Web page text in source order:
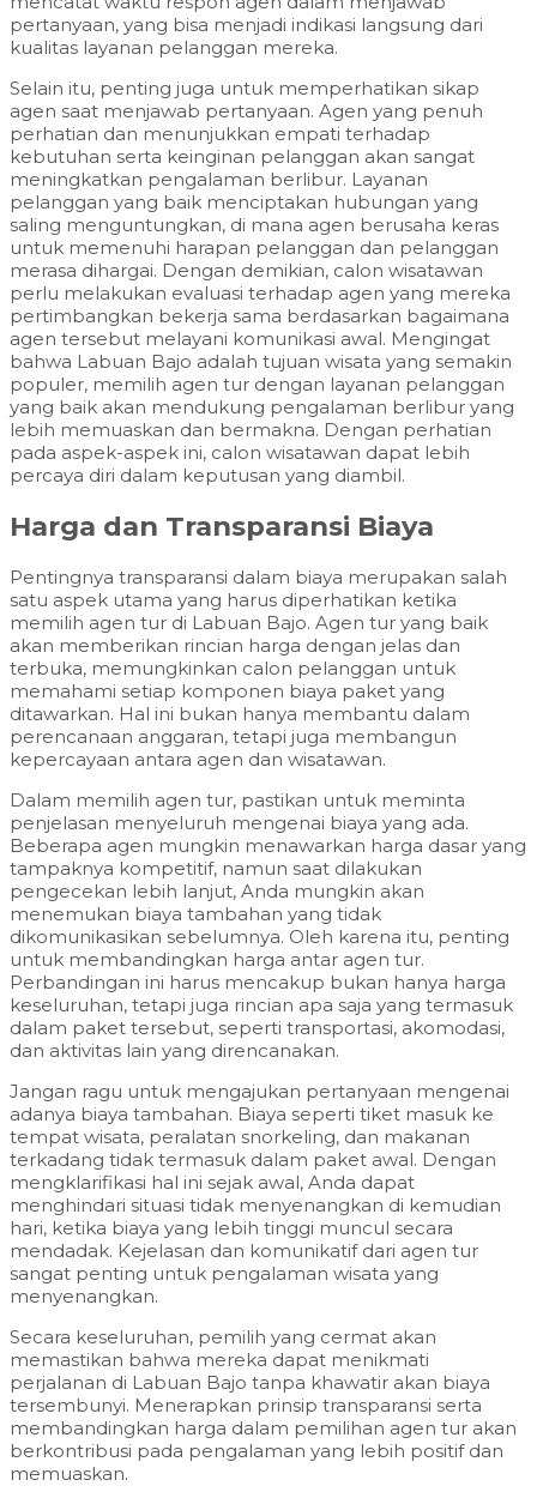
pertanyaan, yang bisa menjadi indikasi langsung dari
kualitas layanan pelanggan mereka.
Selain itu, penting juga untuk memperhatikan sikap
agen saat menjawab pertanyaan. Agen yang penuh
perhatian dan menunjukkan empati terhadap
kebutuhan serta keinginan pelanggan akan sangat
meningkatkan pengalaman berlibur. Layanan
pelanggan yang baik menciptakan hubungan yang
saling menguntungkan, di mana agen berusaha keras
untuk memenuhi harapan pelanggan dan pelanggan
merasa dihargai. Dengan demikian, calon wisatawan
perlu melakukan evaluasi terhadap agen yang mereka
pertimbangkan bekerja sama berdasarkan bagaimana
agen tersebut melayani komunikasi awal. Mengingat
bahwa Labuan Bajo adalah tujuan wisata yang semakin
populer, memilih agen tur dengan layanan pelanggan
yang baik akan mendukung pengalaman berlibur yang
lebih memuaskan dan bermakna. Dengan perhatian
pada aspek-aspek ini, calon wisatawan dapat lebih
percaya diri dalam keputusan yang diambil.
Harga dan Transparansi Biaya
Pentingnya transparansi dalam biaya merupakan salah
satu aspek utama yang harus diperhatikan ketika
memilih agen tur di Labuan Bajo. Agen tur yang baik
akan memberikan rincian harga dengan jelas dan
terbuka, memungkinkan calon pelanggan untuk
memahami setiap komponen biaya paket yang
ditawarkan. Hal ini bukan hanya membantu dalam
perencanaan anggaran, tetapi juga membangun
kepercayaan antara agen dan wisatawan.
Dalam memilih agen tur, pastikan untuk meminta
penjelasan menyeluruh mengenai biaya yang ada.
Beberapa agen mungkin menawarkan harga dasar yang
tampaknya kompetitif, namun saat dilakukan
pengecekan lebih lanjut, Anda mungkin akan
menemukan biaya tambahan yang tidak
dikomunikasikan sebelumnya. Oleh karena itu, penting
untuk membandingkan harga antar agen tur.
Perbandingan ini harus mencakup bukan hanya harga
keseluruhan, tetapi juga rincian apa saja yang termasuk
dalam paket tersebut, seperti transportasi, akomodasi,
dan aktivitas lain yang direncanakan.
Jangan ragu untuk mengajukan pertanyaan mengenai
adanya biaya tambahan. Biaya seperti tiket masuk ke
tempat wisata, peralatan snorkeling, dan makanan
terkadang tidak termasuk dalam paket awal. Dengan
mengklarifikasi hal ini sejak awal, Anda dapat
menghindari situasi tidak menyenangkan di kemudian
hari, ketika biaya yang lebih tinggi muncul secara
mendadak. Kejelasan dan komunikatif dari agen tur
sangat penting untuk pengalaman wisata yang
menyenangkan.
Secara keseluruhan, pemilih yang cermat akan
memastikan bahwa mereka dapat menikmati
perjalanan di Labuan Bajo tanpa khawatir akan biaya
tersembunyi. Menerapkan prinsip transparansi serta
membandingkan harga dalam pemilihan agen tur akan
berkontribusi pada pengalaman yang lebih positif dan
memuaskan.